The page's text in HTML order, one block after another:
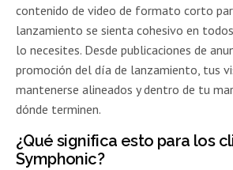
contenido de video de formato corto
lanzamiento se sienta cohesivo en
lo necesites. Desde publicaciones de
promoción del día de lanzamiento, tus
mantenerse alineados y dentro de tu
dónde terminen.
¿Qué significa esto para los
Symphonic?